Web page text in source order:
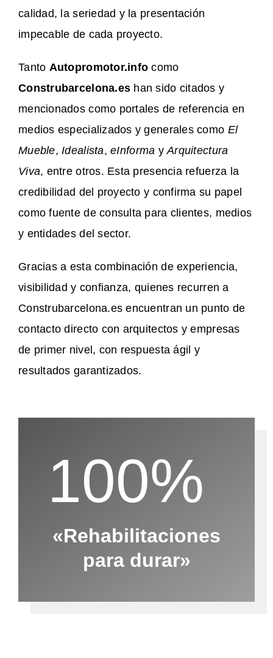
calidad, la seriedad y la presentación
impecable de cada proyecto.
Tanto Autopromotor.info como
Construbarcelona.es han sido citados y
mencionados como portales de referencia en
medios especializados y generales como El
Mueble,Idealista,eInforma yArquitectura
Viva, entre otros. Esta presencia refuerza la
credibilidad del proyecto y confirma su papel
como fuente de consulta para clientes, medios
y entidades del sector.
Gracias a esta combinación de experiencia,
visibilidad y confianza, quienes recurren a
Construbarcelona.es encuentran un punto de
contacto directo con arquitectos y empresas
de primer nivel, con respuesta ágil y
resultados garantizados.
100%
«Rehabilitaciones
para durar»